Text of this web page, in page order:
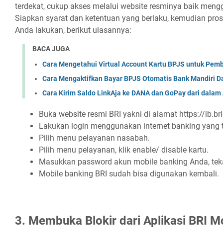
terdekat, cukup akses melalui website resminya baik
Siapkan syarat dan ketentuan yang berlaku, kemudian
Anda lakukan, berikut ulasannya:
BACA JUGA
Cara Mengetahui Virtual Account Kartu BPJS untuk
Cara Mengaktifkan Bayar BPJS Otomatis Bank Mandiri
Cara Kirim Saldo LinkAja ke DANA dan GoPay dari
Buka website resmi BRI yakni di alamat https://
Lakukan login menggunakan internet banking yang
Pilih menu pelayanan nasabah.
Pilih menu pelayanan, klik enable/ disable kartu.
Masukkan password akun mobile banking Anda,
Mobile banking BRI sudah bisa digunakan kembali.
3. Membuka Blokir dari Aplikasi BRI